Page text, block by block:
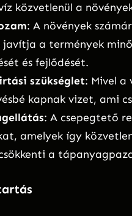
közvetlenül a
: A növények
a termények
és fejlődését.
szükséglet: Mivel a
kapnak vizet, ami
: A csepegtető
amelyek így
a